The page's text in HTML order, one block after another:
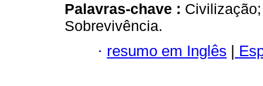
Palavras-chave :
Sobrevivência.
· resumo em Inglês |